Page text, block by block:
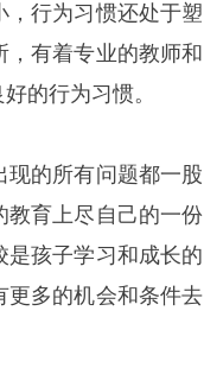
，行为习惯还处于塑
有着专业的教师和
的行为习惯。
现的所有问题都一股
教育上尽自己的一份
是孩子学习和成长的
更多的机会和条件去